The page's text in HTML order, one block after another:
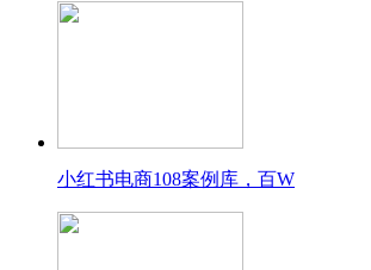
小红书电商108案例库，百W